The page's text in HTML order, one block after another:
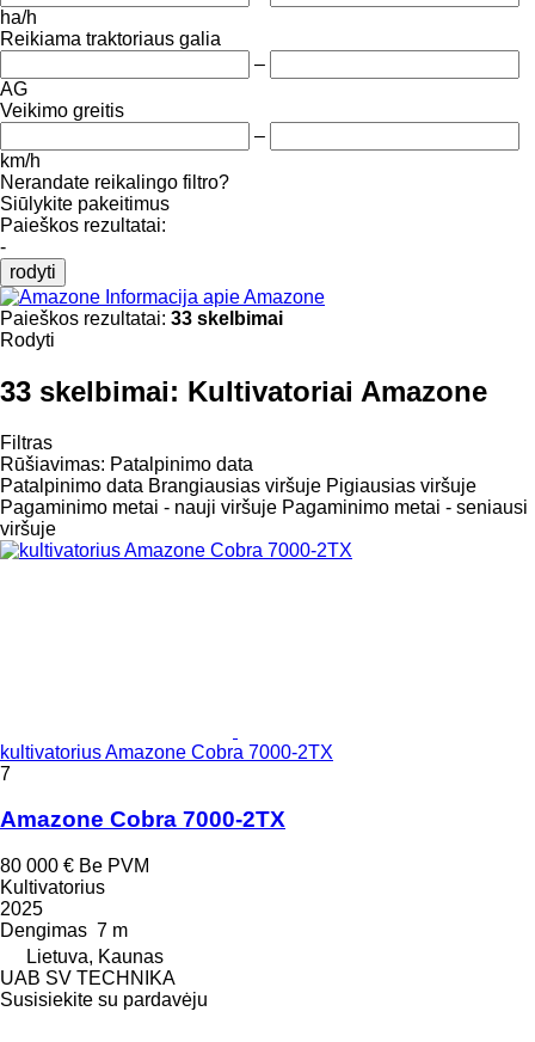
ha/h
Reikiama traktoriaus galia
–
AG
Veikimo greitis
–
km/h
Nerandate reikalingo filtro?
Siūlykite pakeitimus
Paieškos rezultatai:
-
rodyti
Informacija apie Amazone
Paieškos rezultatai: 33 skelbimai
Rodyti
33 skelbimai: Kultivatoriai Amazone
Filtras
Rūšiavimas: Patalpinimo data
Patalpinimo data Brangiausias viršuje Pigiausias viršuje
Pagaminimo metai - nauji viršuje Pagaminimo metai - seniausi
viršuje
kultivatorius Amazone Cobra 7000-2TX
7
Amazone Cobra 7000-2TX
80 000 € Be PVM
Kultivatorius
2025
Dengimas 7 m
Lietuva, Kaunas
UAB SV TECHNIKA
Susisiekite su pardavėju